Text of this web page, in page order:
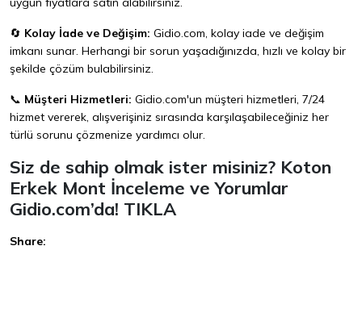
🔄 Kolay İade ve Değişim: Gidio.com, kolay iade ve değişim
imkanı sunar. Herhangi bir sorun yaşadığınızda, hızlı ve kolay bir
şekilde çözüm bulabilirsiniz.
📞 Müşteri Hizmetleri: Gidio.com'un müşteri hizmetleri, 7/24
hizmet vererek, alışverişiniz sırasında karşılaşabileceğiniz her
türlü sorunu çözmenize yardımcı olur.
Siz de sahip olmak ister misiniz? Koton
Erkek Mont İnceleme ve Yorumlar
Gidio.com’da! TIKLA
Share: